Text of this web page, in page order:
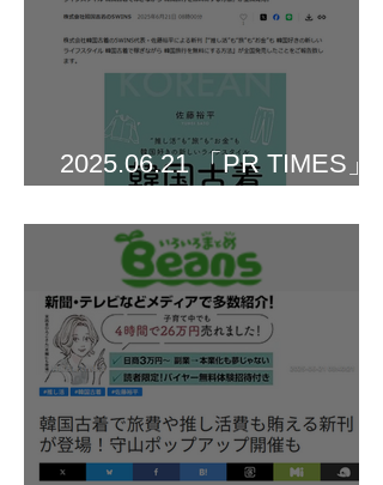
2025.06.21 「PR TIMES」